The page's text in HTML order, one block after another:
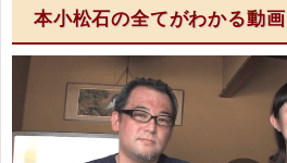
本小松石の全てがわかる動画